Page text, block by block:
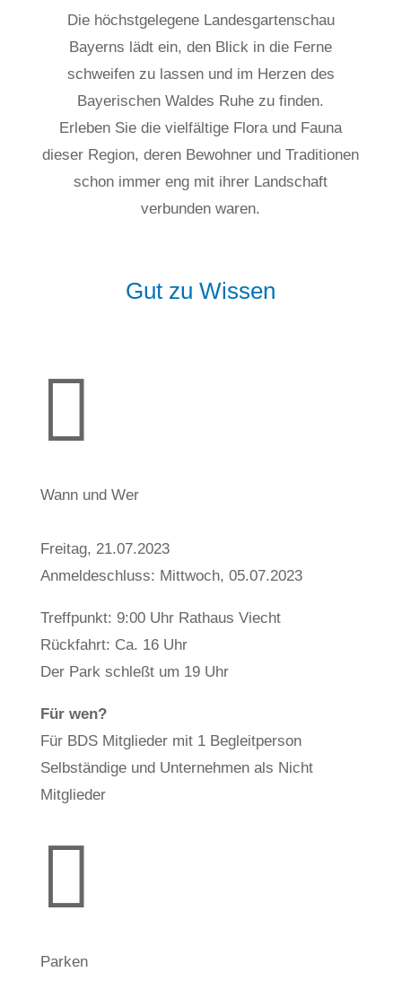
Die höchstgelegene Landesgartenschau
Bayerns lädt ein, den Blick in die Ferne
schweifen zu lassen und im Herzen des
Bayerischen Waldes Ruhe zu finden.
Erleben Sie die vielfältige Flora und Fauna
dieser Region, deren Bewohner und Traditionen
schon immer eng mit ihrer Landschaft
verbunden waren.
Gut zu Wissen

Wann und Wer
Freitag, 21.07.2023
Anmeldeschluss: Mittwoch, 05.07.2023
Treffpunkt: 9:00 Uhr Rathaus Viecht
Rückfahrt: Ca. 16 Uhr
Der Park schleßt um 19 Uhr
Für wen?
Für BDS Mitglieder mit 1 Begleitperson
Selbständige und Unternehmen als Nicht
Mitglieder

Parken